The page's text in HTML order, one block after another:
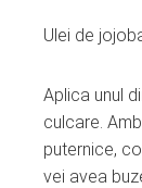
Ulei de
Aplica unul
culcare.
puternice,
vei avea